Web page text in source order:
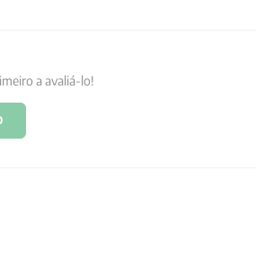
a avaliá-lo!